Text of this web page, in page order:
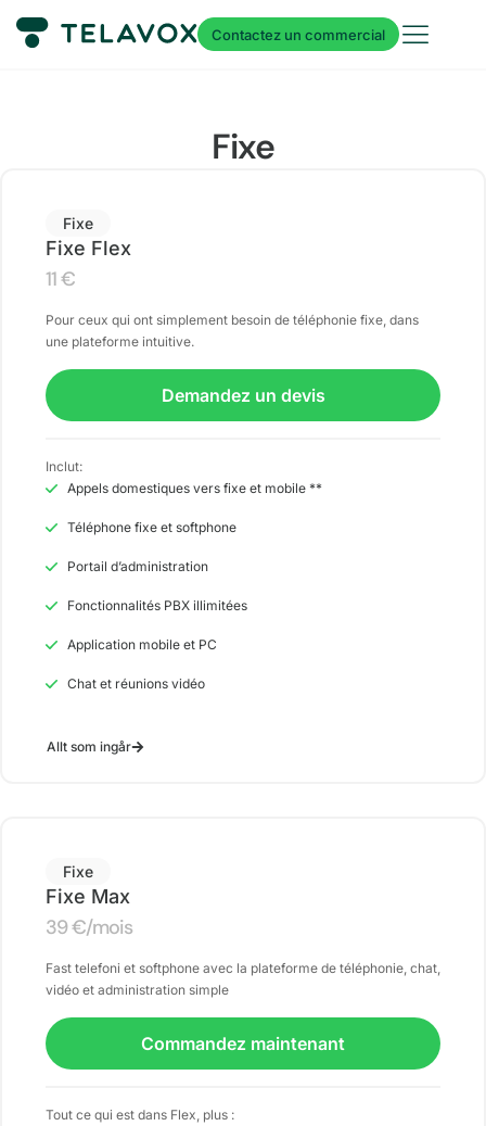
Contactez un commercial
Fixe
Fixe
Fixe Flex
11€
Pour ceux qui ont simplement besoin de téléphonie fixe, dans
une plateforme intuitive.
Demandez un devis
Inclut:
Appels domestiques vers fixe et mobile **
Téléphone fixe et softphone
Portail d’administration
Fonctionnalités PBX illimitées
Application mobile et PC
Chat et réunions vidéo
Allt som ingår
Fixe
Fixe Max
39€/mois
Fast telefoni et softphone avec la plateforme de téléphonie, chat,
vidéo et administration simple
Commandez maintenant
Tout ce qui est dans Flex, plus :